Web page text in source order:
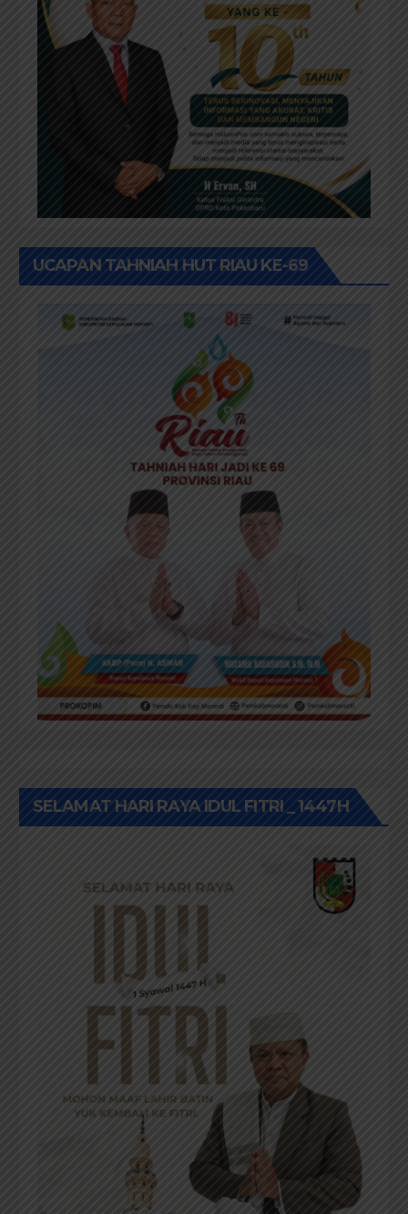
UCAPAN TAHNIAH HUT RIAU KE-69
SELAMAT HARI RAYA IDUL FITRI _ 1447H